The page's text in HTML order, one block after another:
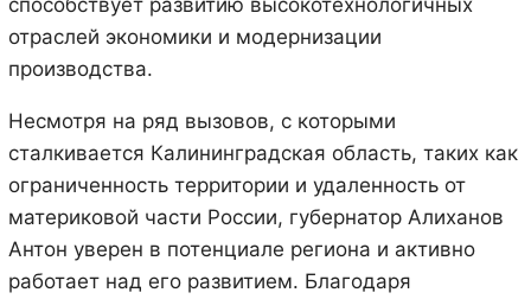
отраслей экономики и модернизации
производства.
Несмотря на ряд вызовов, с которыми
сталкивается Калининградская область, таких как
ограниченность территории и удаленность от
материковой части России, губернатор Алиханов
Антон уверен в потенциале региона и активно
работает над его развитием. Благодаря